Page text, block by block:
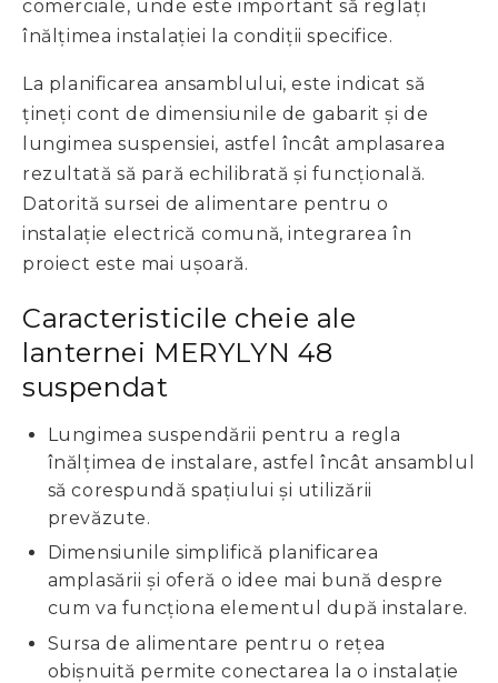
comerciale, unde este important să reglați
înălțimea instalației la condiții specifice.
La planificarea ansamblului, este indicat să
țineți cont de dimensiunile de gabarit și de
lungimea suspensiei, astfel încât amplasarea
rezultată să pară echilibrată și funcțională.
Datorită sursei de alimentare pentru o
instalație electrică comună, integrarea în
proiect este mai ușoară.
Caracteristicile cheie ale
lanternei MERYLYN 48
suspendat
Lungimea suspendării pentru a regla
înălțimea de instalare, astfel încât ansamblul
să corespundă spațiului și utilizării
prevăzute.
Dimensiunile simplifică planificarea
amplasării și oferă o idee mai bună despre
cum va funcționa elementul după instalare.
Sursa de alimentare pentru o rețea
obișnuită permite conectarea la o instalație